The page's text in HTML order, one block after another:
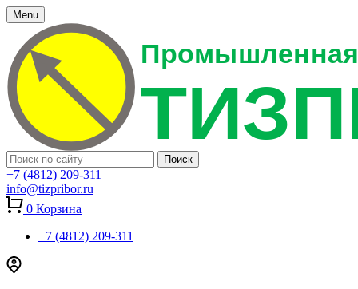
Menu
+7 (4812) 209-311
info@tizpribor.ru
0 Корзина
+7 (4812) 209-311